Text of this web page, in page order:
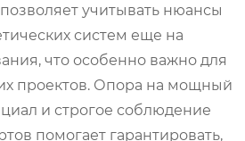
учитывать нюансы
систем еще на
что особенно важно для
проектов. Опора на мощный
и строгое соблюдение
помогает гарантировать,